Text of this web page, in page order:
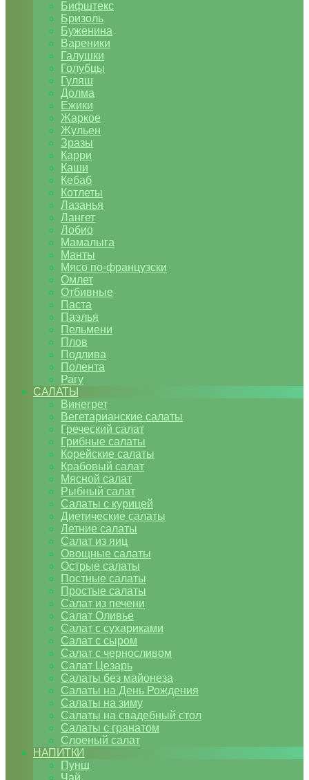
Бифштекс
Бризоль
Буженина
Вареники
Галушки
Голубцы
Гуляш
Долма
Ежики
Жаркое
Жульен
Зразы
Карри
Каши
Кебаб
Котлеты
Лазанья
Лангет
Лобио
Мамалыга
Манты
Мясо по-французски
Омлет
Отбивные
Паста
Паэлья
Пельмени
Плов
Подлива
Полента
Рагу
САЛАТЫ
Винегрет
Вегетарианские салаты
Греческий салат
Грибные салаты
Корейские салаты
Крабовый салат
Мясной салат
Рыбный салат
Салаты с курицей
Диетические салаты
Летние салаты
Салат из яиц
Овощные салаты
Острые салаты
Постные салаты
Простые салаты
Салат из печени
Салат Оливье
Салат с сухариками
Салат с сыром
Салат с черносливом
Салат Цезарь
Салаты без майонеза
Салаты на День Рождения
Салаты на зиму
Салаты на свадебный стол
Салаты с гранатом
Слоеный салат
НАПИТКИ
Пунш
Чай